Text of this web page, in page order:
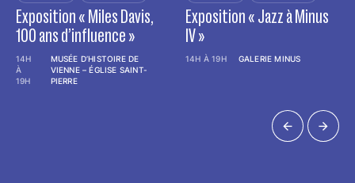
Exposition « Miles Davis,
100 ans d’influence »
14H
À
19H
MUSÉE D’HISTOIRE DE
VIENNE – ÉGLISE SAINT-
PIERRE
Exposition « Jazz à Minus
IV »
14H À 19H GALERIE MINUS